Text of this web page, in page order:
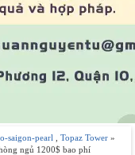
saigon-pearl Topaz Tower »
ngủ 1200$ bao phí